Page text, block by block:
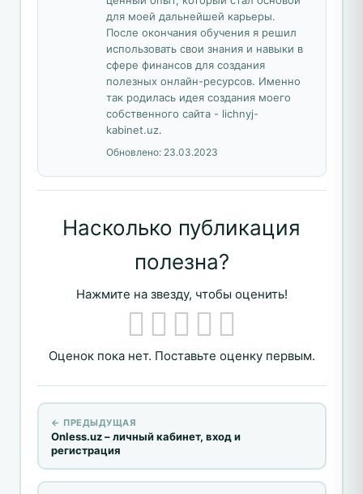
для моей дальнейшей карьеры.
После окончания обучения я решил
использовать свои знания и навыки в
сфере финансов для создания
полезных онлайн-ресурсов. Именно
так родилась идея создания моего
собственного сайта - lichnyj-
kabinet.uz.
Обновлено: 23.03.2023
Насколько публикация
полезна?
Нажмите на звезду, чтобы оценить!
Оценок пока нет. Поставьте оценку первым.
← ПРЕДЫДУЩАЯ
Onless.uz – личный кабинет, вход и
регистрация